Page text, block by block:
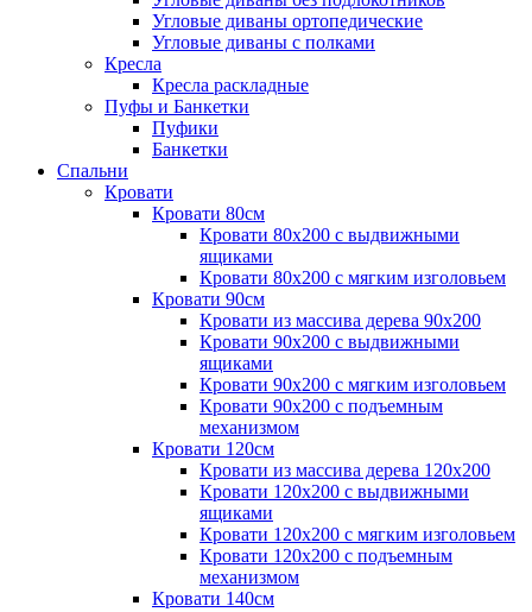
Угловые диваны ортопедические
Угловые диваны с полками
Кресла
Кресла раскладные
Пуфы и Банкетки
Пуфики
Банкетки
Спальни
Кровати
Кровати 80см
Кровати 80х200 с выдвижными
ящиками
Кровати 80х200 с мягким изголовьем
Кровати 90см
Кровати из массива дерева 90х200
Кровати 90х200 с выдвижными
ящиками
Кровати 90х200 с мягким изголовьем
Кровати 90х200 с подъемным
механизмом
Кровати 120см
Кровати из массива дерева 120х200
Кровати 120х200 с выдвижными
ящиками
Кровати 120х200 с мягким изголовьем
Кровати 120х200 с подъемным
механизмом
Кровати 140см